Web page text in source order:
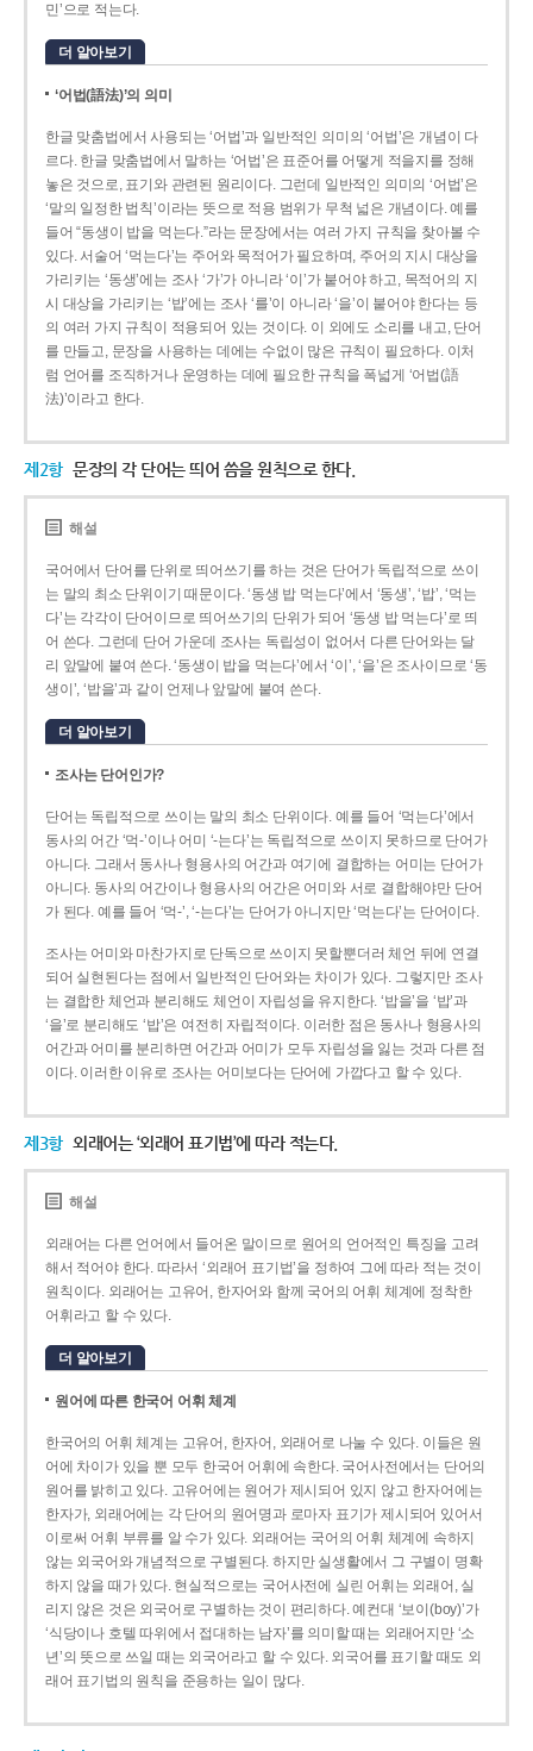
민’으로 적는다.
더 알아보기
‘어법(語法)’의 의미
한글 맞춤법에서 사용되는 ‘어법’과 일반적인 의미의 ‘어법’은 개념이 다
르다. 한글 맞춤법에서 말하는 ‘어법’은 표준어를 어떻게 적을지를 정해
놓은 것으로, 표기와 관련된 원리이다. 그런데 일반적인 의미의 ‘어법’은
‘말의 일정한 법칙’이라는 뜻으로 적용 범위가 무척 넓은 개념이다. 예를
들어 “동생이 밥을 먹는다.”라는 문장에서는 여러 가지 규칙을 찾아볼 수
있다. 서술어 ‘먹는다’는 주어와 목적어가 필요하며, 주어의 지시 대상을
가리키는 ‘동생’에는 조사 ‘가’가 아니라 ‘이’가 붙어야 하고, 목적어의 지
시 대상을 가리키는 ‘밥’에는 조사 ‘를’이 아니라 ‘을’이 붙어야 한다는 등
의 여러 가지 규칙이 적용되어 있는 것이다. 이 외에도 소리를 내고, 단어
를 만들고, 문장을 사용하는 데에는 수없이 많은 규칙이 필요하다. 이처
럼 언어를 조직하거나 운영하는 데에 필요한 규칙을 폭넓게 ‘어법(語
法)’이라고 한다.
제2항 문장의 각 단어는 띄어 씀을 원칙으로 한다.
해설
국어에서 단어를 단위로 띄어쓰기를 하는 것은 단어가 독립적으로 쓰이
는 말의 최소 단위이기 때문이다. ‘동생 밥 먹는다’에서 ‘동생’, ‘밥’, ‘먹는
다’는 각각이 단어이므로 띄어쓰기의 단위가 되어 ‘동생 밥 먹는다’로 띄
어 쓴다. 그런데 단어 가운데 조사는 독립성이 없어서 다른 단어와는 달
리 앞말에 붙여 쓴다. ‘동생이 밥을 먹는다’에서 ‘이’, ‘을’은 조사이므로 ‘동
생이’, ‘밥을’과 같이 언제나 앞말에 붙여 쓴다.
더 알아보기
조사는 단어인가?
단어는 독립적으로 쓰이는 말의 최소 단위이다. 예를 들어 ‘먹는다’에서
동사의 어간 ‘먹-­’이나 어미 ‘­-는다’는 독립적으로 쓰이지 못하므로 단어가
아니다. 그래서 동사나 형용사의 어간과 여기에 결합하는 어미는 단어가
아니다. 동사의 어간이나 형용사의 어간은 어미와 서로 결합해야만 단어
가 된다. 예를 들어 ‘먹-’, ‘-는다’는 단어가 아니지만 ‘먹는다’는 단어이다.
조사는 어미와 마찬가지로 단독으로 쓰이지 못할뿐더러 체언 뒤에 연결
되어 실현된다는 점에서 일반적인 단어와는 차이가 있다. 그렇지만 조사
는 결합한 체언과 분리해도 체언이 자립성을 유지한다. ‘밥을’을 ‘밥’과
‘을’로 분리해도 ‘밥’은 여전히 자립적이다. 이러한 점은 동사나 형용사의
어간과 어미를 분리하면 어간과 어미가 모두 자립성을 잃는 것과 다른 점
이다. 이러한 이유로 조사는 어미보다는 단어에 가깝다고 할 수 있다.
제3항 외래어는 ‘외래어 표기법’에 따라 적는다.
해설
외래어는 다른 언어에서 들어온 말이므로 원어의 언어적인 특징을 고려
해서 적어야 한다. 따라서 ‘외래어 표기법’을 정하여 그에 따라 적는 것이
원칙이다. 외래어는 고유어, 한자어와 함께 국어의 어휘 체계에 정착한
어휘라고 할 수 있다.
더 알아보기
원어에 따른 한국어 어휘 체계
한국어의 어휘 체계는 고유어, 한자어, 외래어로 나눌 수 있다. 이들은 원
어에 차이가 있을 뿐 모두 한국어 어휘에 속한다. 국어사전에서는 단어의
원어를 밝히고 있다. 고유어에는 원어가 제시되어 있지 않고 한자어에는
한자가, 외래어에는 각 단어의 원어명과 로마자 표기가 제시되어 있어서
이로써 어휘 부류를 알 수가 있다. 외래어는 국어의 어휘 체계에 속하지
않는 외국어와 개념적으로 구별된다. 하지만 실생활에서 그 구별이 명확
하지 않을 때가 있다. 현실적으로는 국어사전에 실린 어휘는 외래어, 실
리지 않은 것은 외국어로 구별하는 것이 편리하다. 예컨대 ‘보이(boy)’가
‘식당이나 호텔 따위에서 접대하는 남자’를 의미할 때는 외래어지만 ‘소
년’의 뜻으로 쓰일 때는 외국어라고 할 수 있다. 외국어를 표기할 때도 외
래어 표기법의 원칙을 준용하는 일이 많다.